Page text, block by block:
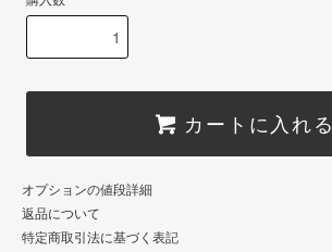
カートに入れる
オプションの値段詳細
返品について
特定商取引法に基づく表記